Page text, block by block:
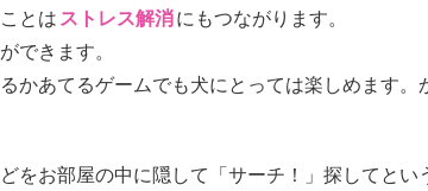
とはストレス解消にもつながります。
できます。
かあてるゲームでも犬にとっては楽しめます。
をお部屋の中に隠して「サーチ！」探してとい